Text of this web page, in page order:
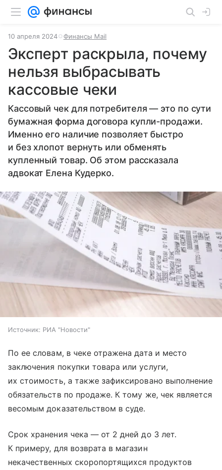
10 апреля 2024 Финансы Mail
Эксперт раскрыла, почему
нельзя выбрасывать
кассовые чеки
Кассовый чек для потребителя — это по сути
бумажная форма договора купли-продажи.
Именно его наличие позволяет быстро
и без хлопот вернуть или обменять
купленный товар. Об этом рассказала
адвокат Елена Кудерко.
Источник: РИА "Новости"
По ее словам, в чеке отражена дата и место
заключения покупки товара или услуги,
их стоимость, а также зафиксировано выполнение
обязательств по продаже. К тому же, чек является
весомым доказательством в суде.
Срок хранения чека — от 2 дней до 3 лет.
К примеру, для возврата в магазин
некачественных скоропортящихся продуктов